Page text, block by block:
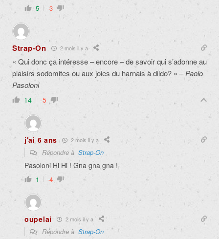
5 -3
Strap-On 2 mois il y a
« Qui donc ça intéresse – encore – de savoir qui s’adonne au
plaisirs sodomites ou aux joies du harnais à dildo? » –Paolo
Pasoloni
14 -5
j'ai 6 ans 2 mois il y a
Répondre à Strap-On
Pasoloni Hi Hi ! Gna gna gna !
1 -4
oupelai 2 mois il y a
Répondre à Strap-On